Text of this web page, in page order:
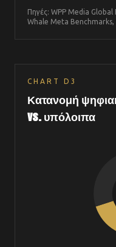
Πηγές: WPP Media
Whale Meta
CHART D3
Κατανομή
vs. υπόλοιπα